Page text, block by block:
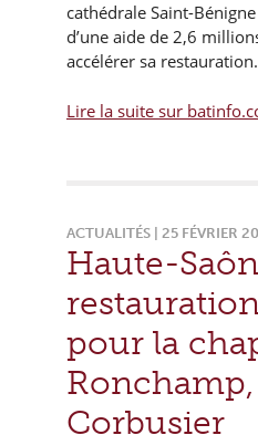
cathédrale Saint-
d’une aide de 2,6
accélérer sa restauration.
Lire la suite sur
ACTUALITÉS | 25 FÉVRIER
Haute-
pour la
Corbusier